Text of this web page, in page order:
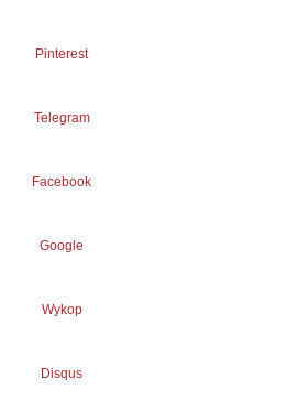
Pinterest
Telegram
Facebook
Google
Wykop
Disqus